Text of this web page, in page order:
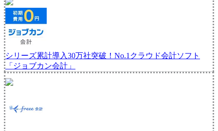
シリーズ累計導入30万社突破！No.1クラウド会計ソフト
「ジョブカン会計」